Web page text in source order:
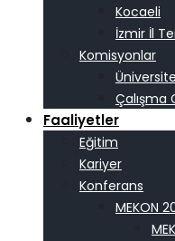
Kocaeli
İzmir İl
Komisyonlar
Çalışma
Faaliyetler
Eğitim
Kariyer
Konferans
MEKON